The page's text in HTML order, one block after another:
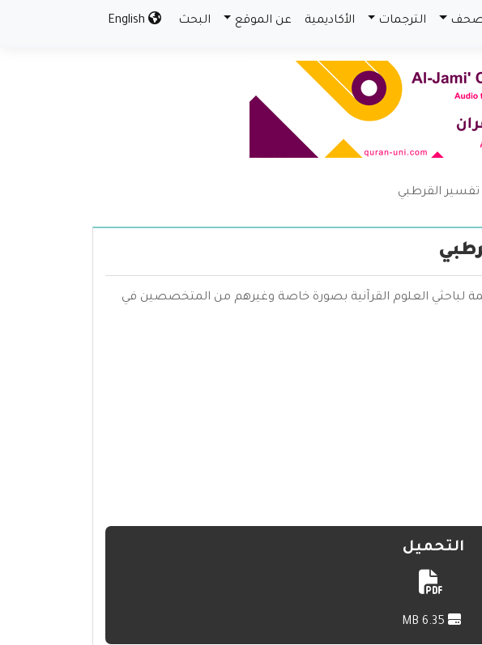
الترجمات الأكاديمية عن الموقع البحث
القرطبي
لباحثي العلوم القرآنية بصورة خاصة وغيرهم من المتخصصين في
التحميل